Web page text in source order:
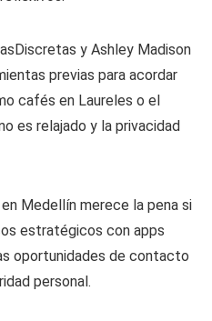
y Ashley Madison
previas para acordar
cafés en Laureles o el
es relajado y la privacidad
Medellín merece la pena si
estratégicos con apps
oportunidades de contacto
personal.